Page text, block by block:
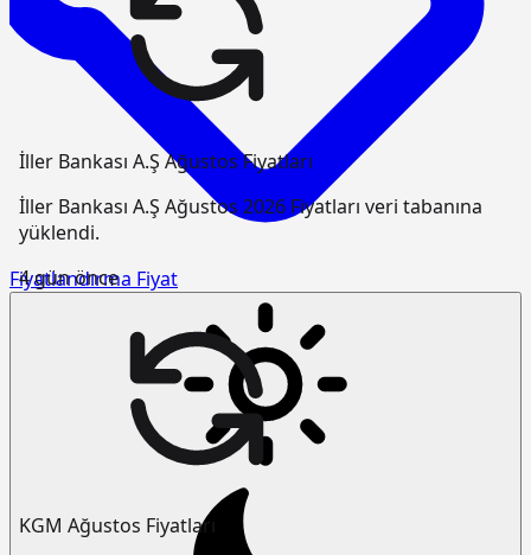
Fiyatlandırma Fiyat
İller Bankası A.Ş Ağustos Fiyatları
İller Bankası A.Ş Ağustos 2026 Fiyatları veri tabanına
yüklendi.
4 gün önce
KGM Ağustos Fiyatları